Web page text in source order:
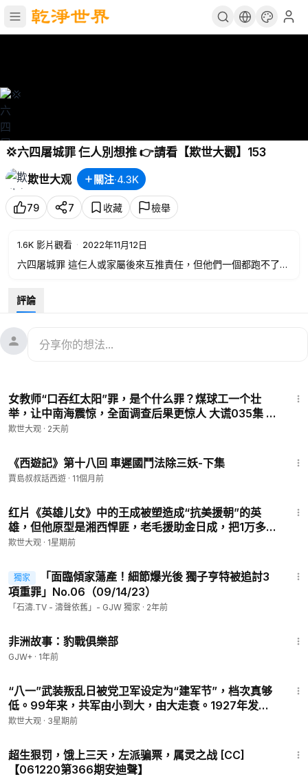
💢六四屠城罪 仨人別想推 👉請看【欺世大觀】153
欺世大观
關注·4.3K
79 7 收藏 檢舉
1.6K 影片觀看 · 2022年11月12日
六四屠城罪 這仨人或家屬後來互推責任，但他們一個都跑不了，
出最後審判
評論
女教师“口吞红太阳”罪，是个什么罪？煤球工一个壮
举，让中南海震惊，全面调查后果更惊人 大谎035集 #
红太阳 #沈剑云 #文革
欺世大观 · 2天前
《西遊記》第十八回 車遲國鬥法除三妖-下集
賈島叔叔話西遊 · 11個月前
红片《英雄儿女》中的王成被塑造成“抗美援朝”的英
雄，但他原型是湘西悍匪，老毛援助金日成，把1万多湘
西土匪充军，洗脑后运过鸭绿江当炮灰，活着回来的不
欺世大观 · 1星期前
獨家
「面臨傾家蕩產！細節爆光後 獨子亨特被追討3
項重罪」No.06（09/14/23）
「石濤.TV - 濤聲依舊」- GJW 獨家 · 2年前
非洲故事：豹戰俱樂部
GJW+ · 1年前
“八一”武装叛乱日被党卫军设定为“建军节”，档次真够
低。99年来，共军由小到大，由大走衰。1927年发起
暴动者的下场更是惨不忍睹，卖完命被兔死狗烹【欺世
欺世大观 · 3星期前
超生狠罚，饿上三天，左派骗票，属灵之战 [CC]
【061220第366期安迪聲】